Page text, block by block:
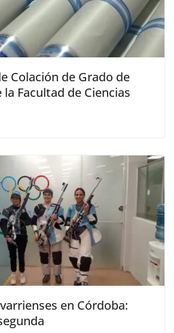
Colación de Grado de
la Facultad de Ciencias
en Córdoba: